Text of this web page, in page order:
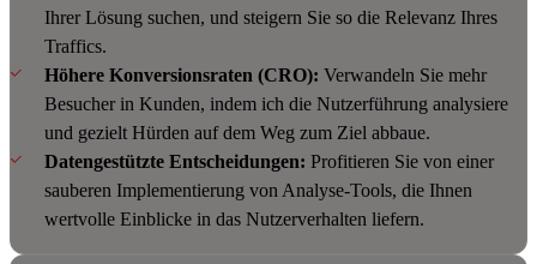
Ihrer Lösung suchen, und steigern Sie so die Relevanz Ihres
Traffics.
Höhere Konversionsraten (CRO): Verwandeln Sie mehr
Besucher in Kunden, indem ich die Nutzerführung analysiere
und gezielt Hürden auf dem Weg zum Ziel abbaue.
Datengestützte Entscheidungen: Profitieren Sie von einer
sauberen Implementierung von Analyse-Tools, die Ihnen
wertvolle Einblicke in das Nutzerverhalten liefern.